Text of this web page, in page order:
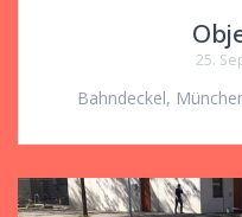
25.
Bahndeckel,